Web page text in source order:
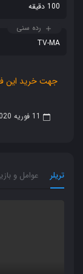
100 دقیقه
رده سنی
TV-MA
جهت خرید این
11 فوریه 2020
تریلر عوامل و